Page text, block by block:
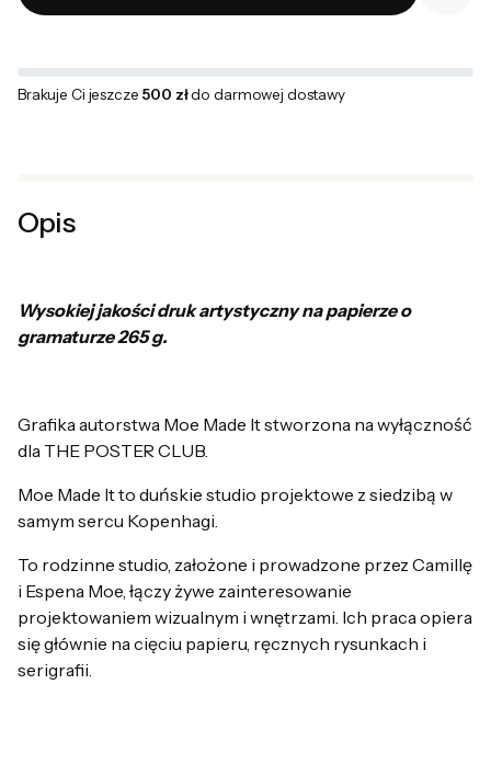
Brakuje Ci jeszcze 500 złdo darmowej dostawy
Opis
Wysokiej jakości druk artystyczny na papierze o
gramaturze 265 g.
Grafika autorstwa Moe Made It stworzona na wyłączność
dla THE POSTER CLUB.
Moe Made It to duńskie studio projektowe z siedzibą w
samym sercu Kopenhagi.
To rodzinne studio, założone i prowadzone przez Camillę
i Espena Moe, łączy żywe zainteresowanie
projektowaniem wizualnym i wnętrzami. Ich praca opiera
się głównie na cięciu papieru, ręcznych rysunkach i
serigrafii.